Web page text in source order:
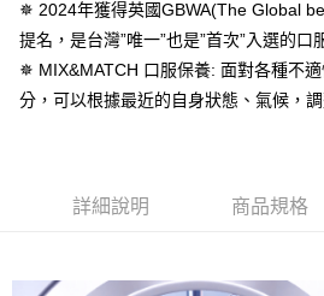
２．關於個人資料處理事宜，請瀏覽以下網址
https://aftee.tw/terms/#terms3
３．未成年的使用者請事先徵得法定代理人或
任。
５．嚴禁一人註冊多個帳號或使用他人資訊註
恩沛科技股份有限公司將有權停止該用戶之使
每筆NT$100，滿NT$600(含以上)免運費
宅配
每筆NT$100，滿NT$600(含以上)免運費
海外配送(澳門)
✵ 2024年獲得英國GBWA(The Global
提名，是台灣”唯一”也是”首次”入選的口
✵ MIX&MATCH 口服保養: 面對各種不
分，可以根據最近的自身狀態、氣候，
詳細說明 商品規格